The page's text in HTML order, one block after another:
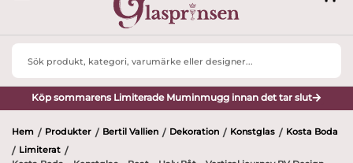
Search
Köp sommarens Limiterade Muminmugg innan det tar slut
Hem / Produkter / Bertil Vallien / Dekoration / Konstglas / Kosta Boda
/ Limiterat /